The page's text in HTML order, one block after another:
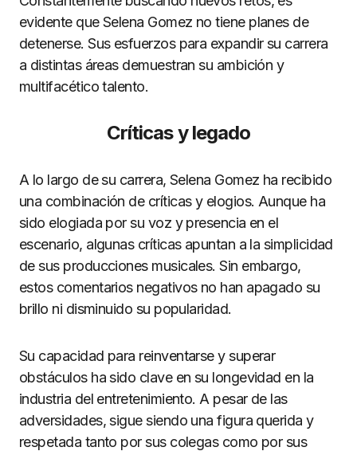
evidente que Selena Gomez no tiene planes de
detenerse. Sus esfuerzos para expandir su carrera
a distintas áreas demuestran su ambición y
multifacético talento.
Críticas y legado
A lo largo de su carrera, Selena Gomez ha recibido
una combinación de críticas y elogios. Aunque ha
sido elogiada por su voz y presencia en el
escenario, algunas críticas apuntan a la simplicidad
de sus producciones musicales. Sin embargo,
estos comentarios negativos no han apagado su
brillo ni disminuido su popularidad.
Su capacidad para reinventarse y superar
obstáculos ha sido clave en su longevidad en la
industria del entretenimiento. A pesar de las
adversidades, sigue siendo una figura querida y
respetada tanto por sus colegas como por sus